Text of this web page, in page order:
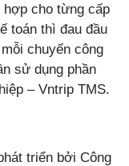
cho từng cấp
toán thì đau đầu
chuyến công
sử dụng phần
– Vntrip TMS.
triển bởi Công